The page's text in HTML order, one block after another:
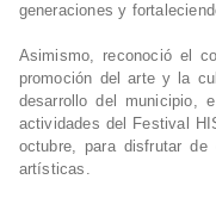
generaciones y
Asimismo, reconoció el
promoción del arte y la
desarrollo del municipio,
actividades del Festival
octubre, para disfrutar de
artísticas.